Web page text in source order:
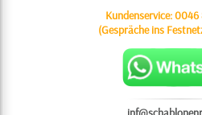
Kundenservice:0046
(Gespräche ins